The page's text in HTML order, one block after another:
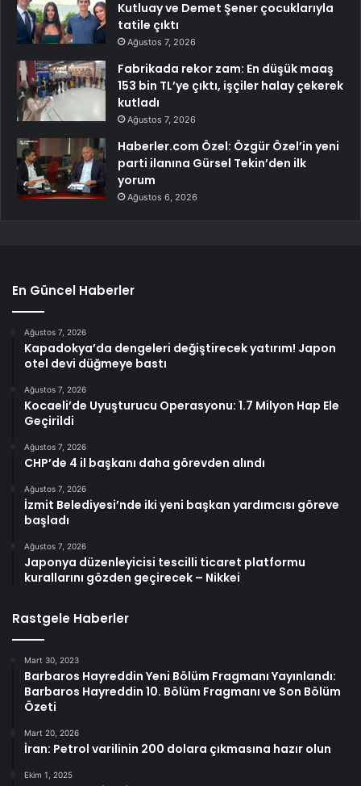
Kutluay ve Demet Şener çocuklarıyla
tatile çıktı
Ağustos 7, 2026
Fabrikada rekor zam: En düşük maaş
153 bin TL’ye çıktı, işçiler halay çekerek
kutladı
Ağustos 7, 2026
Haberler.com Özel: Özgür Özel’in yeni
parti ilanına Gürsel Tekin’den ilk
yorum
Ağustos 6, 2026
En Güncel Haberler
Ağustos 7, 2026
Kapadokya’da dengeleri değiştirecek yatırım! Japon
otel devi düğmeye bastı
Ağustos 7, 2026
Kocaeli’de Uyuşturucu Operasyonu: 1.7 Milyon Hap Ele
Geçirildi
Ağustos 7, 2026
CHP’de 4 il başkanı daha görevden alındı
Ağustos 7, 2026
İzmit Belediyesi’nde iki yeni başkan yardımcısı göreve
başladı
Ağustos 7, 2026
Japonya düzenleyicisi tescilli ticaret platformu
kurallarını gözden geçirecek – Nikkei
Rastgele Haberler
Mart 30, 2023
Barbaros Hayreddin Yeni Bölüm Fragmanı Yayınlandı:
Barbaros Hayreddin 10. Bölüm Fragmanı ve Son Bölüm
Özeti
Mart 20, 2026
İran: Petrol varilinin 200 dolara çıkmasına hazır olun
Ekim 1, 2025